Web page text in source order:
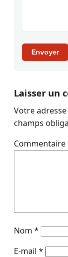
Envoyer
Laisser un
Votre
champs
Commentaire
Nom *
E-mail *